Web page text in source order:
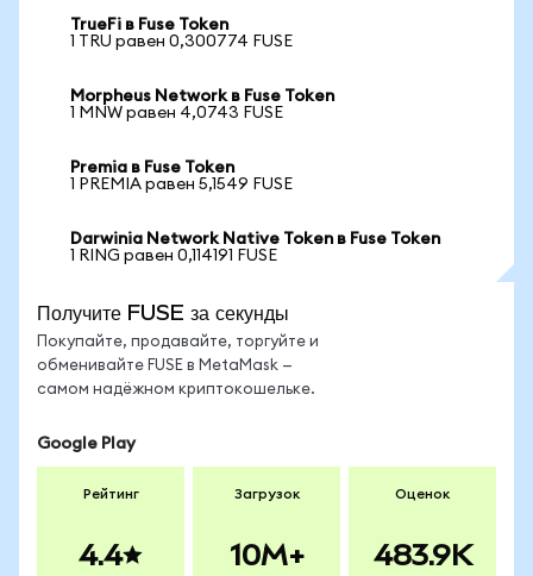
TrueFi в Fuse Token
1 TRU равен 0,300774 FUSE
Morpheus Network в Fuse Token
1 MNW равен 4,0743 FUSE
Premia в Fuse Token
1 PREMIA равен 5,1549 FUSE
Darwinia Network Native Token в Fuse Token
1 RING равен 0,114191 FUSE
Получите FUSE за секунды
Покупайте, продавайте, торгуйте и
обменивайте FUSE в MetaMask —
самом надёжном криптокошельке.
Google Play
Рейтинг
4.4
Загрузок
10M+
Оценок
483.9K